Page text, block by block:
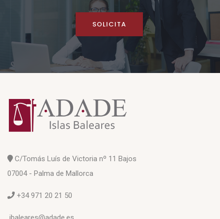
SOLICITA
C/Tomás Luís de Victoria nº 11 Bajos
07004 - Palma de Mallorca
+34 971 20 21 50